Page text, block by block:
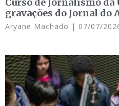
gravações do Jornal do
Aryane Machado 07/07/